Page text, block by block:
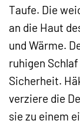
Taufe. Die
an die Haut
und Wärme.
ruhigen
Sicherheit.
verziere die
sie zu einem